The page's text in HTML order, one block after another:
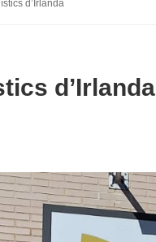
d’Irlanda
d’Irlanda